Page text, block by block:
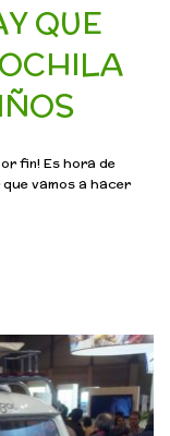
QUE
fin! Es hora de
vamos a hacer